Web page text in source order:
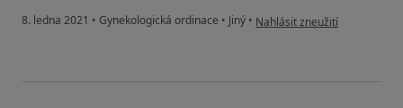
8. ledna 2021 • Gynekologická ordinace • Jiný • podle názoru uživatele Váš
Nahlásit zneužití